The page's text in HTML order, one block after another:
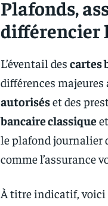
Plafonds,
différencier
L’éventail descartes
différences
autoriséset des
bancaire classique
le plafond journalier
comme l’assurance
À titre indicatif, voici